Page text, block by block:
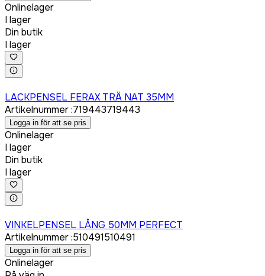
Onlinelager
I lager
Din butik
I lager
LACKPENSEL FERAX TRÄ NAT 35MM
Artikelnummer:719443719443
Logga in för att se pris
Onlinelager
I lager
Din butik
I lager
VINKELPENSEL LÅNG 50MM PERFECT
Artikelnummer:510491510491
Logga in för att se pris
Onlinelager